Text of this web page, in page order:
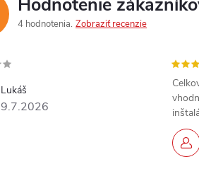
Hodnotenie
4 hodnotenia Zobraziť recenzie
Lukáš
9.7.2026